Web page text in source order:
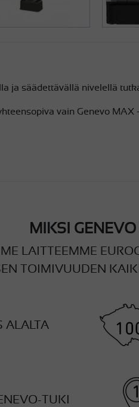
ja säädettävällä nivelellä
vain Genevo MAX
MIKSI GENEVO
LAITTEEMME
TOIMIVUUDEN
ALALTA
TUKI